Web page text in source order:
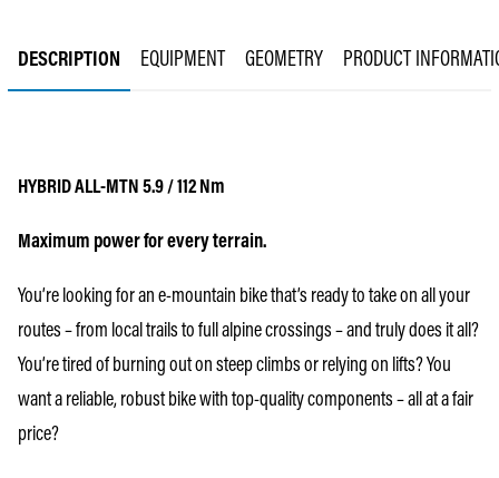
DESCRIPTION EQUIPMENT GEOMETRY PRODUCT
HYBRID ALL-MTN 5.9 / 112 Nm
Maximum power for every terrain.
You’re looking for an e-mountain bike that’s ready to take on all your
routes – from local trails to full alpine crossings – and truly does it all?
You’re tired of burning out on steep climbs or relying on lifts? You
want a reliable, robust bike with top-quality components – all at a fair
price?